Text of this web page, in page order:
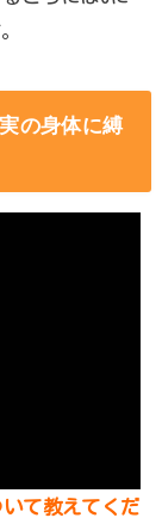
の身体に縛
て教えてくだ